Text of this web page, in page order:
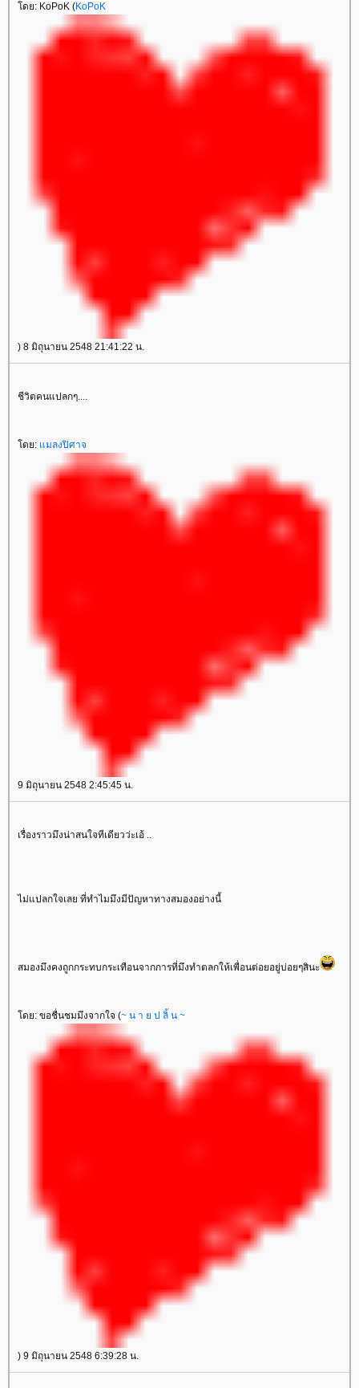
โดย: KoPoK (KoPoK
) 8 มิถุนายน 2548 21:41:22 น.
ชีวิตคนแปลกๆ....
โดย: แมลงปิศาจ
9 มิถุนายน 2548 2:45:45 น.
เรื่องราวมึงน่าสนใจทีเดียวว่ะเอ้ ..
ไม่แปลกใจเลย ที่ทำไมมึงมีปัญหาทางสมองอย่างนี้
สมองมึงคงถูกกระทบกระเทือนจากการที่มึงทำตลกให้เพื่อนต่อยอยู่บ่อยๆสินะ
โดย: ขอชื่นชมมึงจากใจ (~ น า ย ป ลิ้ น ~
) 9 มิถุนายน 2548 6:39:28 น.